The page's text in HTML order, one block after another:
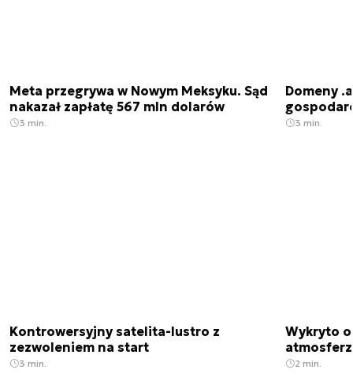
Meta przegrywa w Nowym Meksyku. Sąd
nakazał zapłatę 567 mln dolarów
3 min.
Domeny
3 min.
Kontrowersyjny satelita-lustro z
zezwoleniem na start
3 min.
Wykryto
2 min.